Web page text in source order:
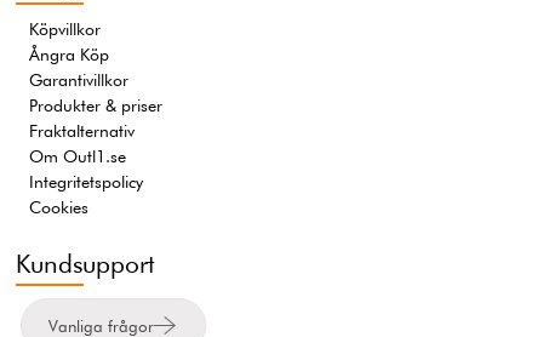
Köpvillkor
Ångra Köp
Garantivillkor
Produkter & priser
Fraktalternativ
Om Outl1.se
Integritetspolicy
Cookies
Kundsupport
Vanliga frågor